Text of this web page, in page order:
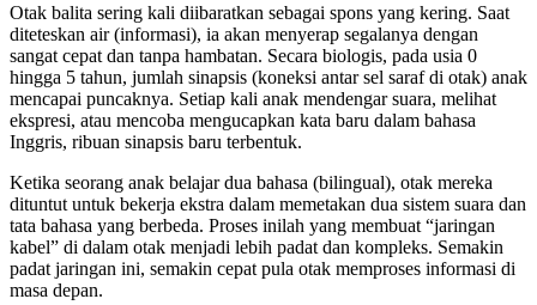
Otak balita sering kali diibaratkan sebagai spons yang kering. Saat
diteteskan air (informasi), ia akan menyerap segalanya dengan
sangat cepat dan tanpa hambatan. Secara biologis, pada usia 0
hingga 5 tahun, jumlah sinapsis (koneksi antar sel saraf di otak) anak
mencapai puncaknya. Setiap kali anak mendengar suara, melihat
ekspresi, atau mencoba mengucapkan kata baru dalam bahasa
Inggris, ribuan sinapsis baru terbentuk.
Ketika seorang anak belajar dua bahasa (bilingual), otak mereka
dituntut untuk bekerja ekstra dalam memetakan dua sistem suara dan
tata bahasa yang berbeda. Proses inilah yang membuat “jaringan
kabel” di dalam otak menjadi lebih padat dan kompleks. Semakin
padat jaringan ini, semakin cepat pula otak memproses informasi di
masa depan.